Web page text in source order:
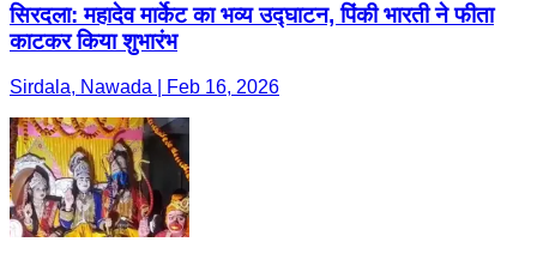
सिरदला: महादेव मार्केट का भव्य उद्घाटन, पिंकी भारती ने फीता
काटकर किया शुभारंभ
Sirdala, Nawada | Feb 16, 2026